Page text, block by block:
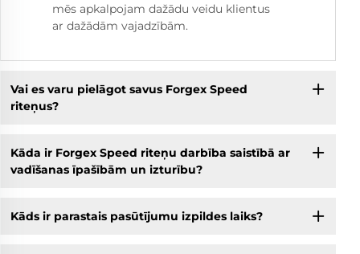
mēs apkalpojam dažādu veidu klientus
ar dažādām vajadzībām.
Vai es varu pielāgot savus Forgex Speed
riteņus?
Kāda ir Forgex Speed riteņu darbība saistībā ar
vadīšanas īpašībām un izturību?
Kāds ir parastais pasūtījumu izpildes laiks?